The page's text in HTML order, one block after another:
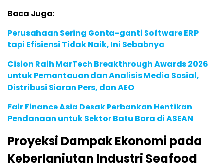
Baca Juga:
Perusahaan Sering Gonta-ganti Software ERP
tapi Efisiensi Tidak Naik, Ini Sebabnya
Cision Raih MarTech Breakthrough Awards 2026
untuk Pemantauan dan Analisis Media Sosial,
Distribusi Siaran Pers, dan AEO
Fair Finance Asia Desak Perbankan Hentikan
Pendanaan untuk Sektor Batu Bara di ASEAN
Proyeksi Dampak Ekonomi pada
Keberlanjutan Industri Seafood